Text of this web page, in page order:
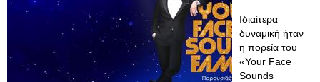
Ιδιαίτερα
δυναμική ήταν
η πορεία του
«Your Face
Sounds